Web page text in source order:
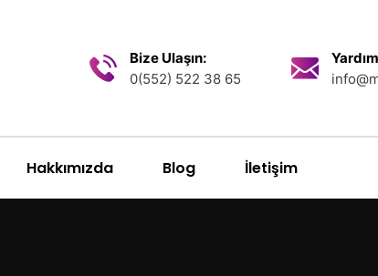
Bize Ulaşın:
0(552) 522 38 65
Hakkımızda Blog İletişim